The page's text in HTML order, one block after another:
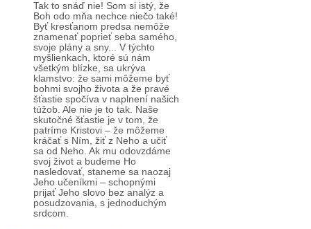
Tak to snáď nie! Som si istý, že
Boh odo mňa nechce niečo také!
Byť kresťanom predsa nemôže
znamenať poprieť seba samého,
svoje plány a sny... V týchto
myšlienkach, ktoré sú nám
všetkým blízke, sa ukrýva
klamstvo: že sami môžeme byť
bohmi svojho života a že pravé
šťastie spočíva v naplnení našich
túžob. Ale nie je to tak. Naše
skutočné šťastie je v tom, že
patríme Kristovi – že môžeme
kráčať s Ním, žiť z Neho a učiť
sa od Neho. Ak mu odovzdáme
svoj život a budeme Ho
nasledovať, staneme sa naozaj
Jeho učeníkmi – schopnými
prijať Jeho slovo bez analýz a
posudzovania, s jednoduchým
srdcom.